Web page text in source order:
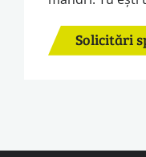
Solicitări